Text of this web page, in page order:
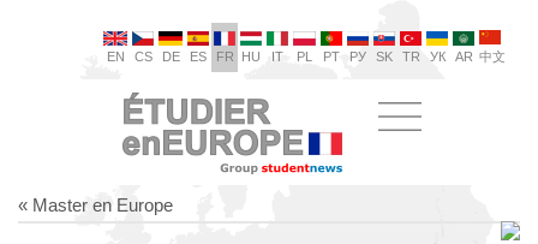
EN CS DE ES FR HU IT PL PT РУ SK TR УК AR 中文
« Master en Europe